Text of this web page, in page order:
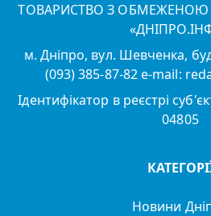
ТОВАРИСТВО З ОБМЕЖЕНОЮ
м. Дніпро, вул. Шевченка,
(093) 385-87-82 e-mail:
Ідентифікатор в реєстрі
04805
Новини